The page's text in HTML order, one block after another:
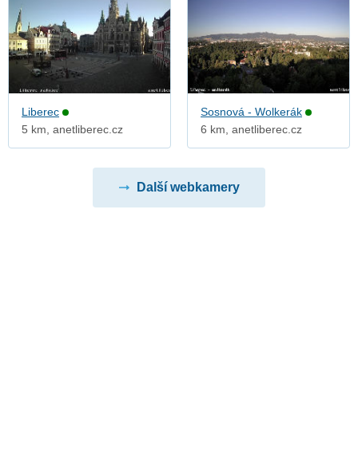
Liberec
5 km, anetliberec.cz
Sosnová - Wolkerák
6 km, anetliberec.cz
Další webkamery